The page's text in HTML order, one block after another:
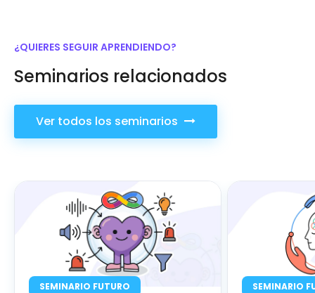
¿QUIERES SEGUIR APRENDIENDO?
Seminarios relacionados
Ver todos los seminarios
SEMINARIO FUTURO SEMINARIO